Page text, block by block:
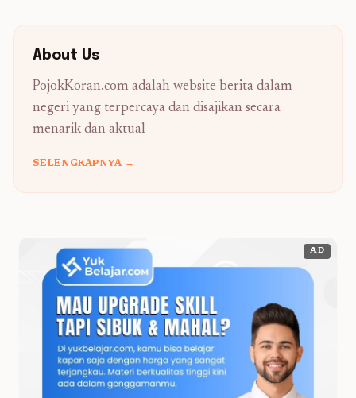
About Us
PojokKoran.com adalah website berita dalam
negeri yang terpercaya dan disajikan secara
menarik dan aktual
SELENGKAPNYA →
AD